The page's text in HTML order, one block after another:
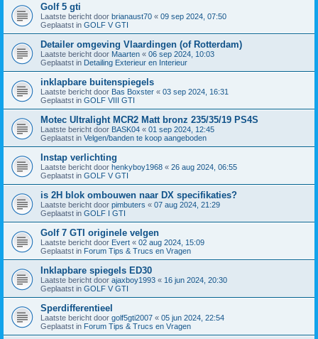
Golf 5 gti
Laatste bericht door brianaust70 « 09 sep 2024, 07:50
Geplaatst in GOLF V GTI
Detailer omgeving Vlaardingen (of Rotterdam)
Laatste bericht door Maarten « 06 sep 2024, 10:03
Geplaatst in Detailing Exterieur en Interieur
inklapbare buitenspiegels
Laatste bericht door Bas Boxster « 03 sep 2024, 16:31
Geplaatst in GOLF VIII GTI
Motec Ultralight MCR2 Matt bronz 235/35/19 PS4S
Laatste bericht door BASK04 « 01 sep 2024, 12:45
Geplaatst in Velgen/banden te koop aangeboden
Instap verlichting
Laatste bericht door henkyboy1968 « 26 aug 2024, 06:55
Geplaatst in GOLF V GTI
is 2H blok ombouwen naar DX specifikaties?
Laatste bericht door pimbuters « 07 aug 2024, 21:29
Geplaatst in GOLF I GTI
Golf 7 GTI originele velgen
Laatste bericht door Evert « 02 aug 2024, 15:09
Geplaatst in Forum Tips & Trucs en Vragen
Inklapbare spiegels ED30
Laatste bericht door ajaxboy1993 « 16 jun 2024, 20:30
Geplaatst in GOLF V GTI
Sperdifferentieel
Laatste bericht door golf5gti2007 « 05 jun 2024, 22:54
Geplaatst in Forum Tips & Trucs en Vragen